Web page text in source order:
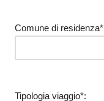
Comune di residenza*
Tipologia viaggio*: